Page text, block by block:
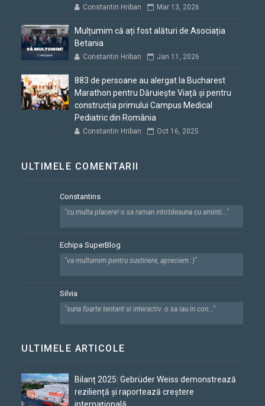
Constantin Hriban Mar 13, 2026
Mulțumim că ați fost alături de Asociația
Betania
Constantin Hriban Jan 11, 2026
883 de persoane au alergat la Bucharest
Marathon pentru Dăruiește Viață și pentru
construcția primului Campus Medical
Pediatric din România
Constantin Hriban Oct 16, 2025
ULTIMELE COMENTARII
Constantins
"cu multa placere! o sa raman intotdeauna cu aminti..."
Echipa SuperBlog
"va multumim pentru sustinere, apreciem :)"
Silvia
"suna foarte tentant si interactiv. o sa iau in con..."
ULTIMELE ARTICOLE
Bilanț 2025: Gebrüder Weiss demonstrează
reziliență și raportează creștere